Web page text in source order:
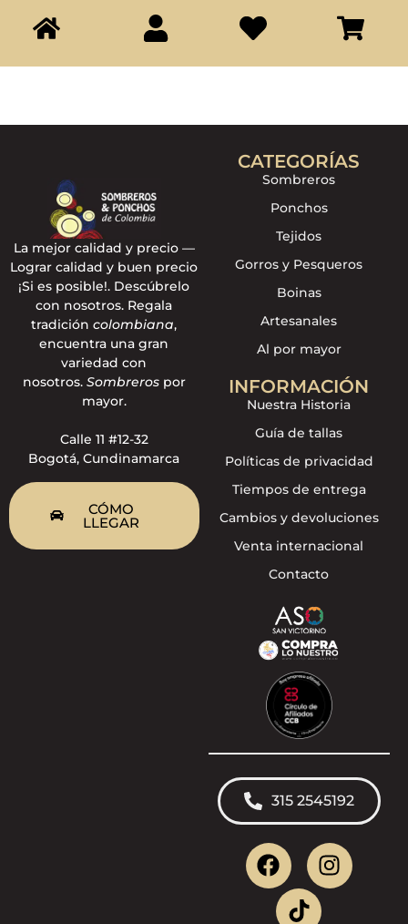
La mejor calidad y precio —
Lograr calidad y buen precio
¡Si es posible!. Descúbrelo
con nosotros. Regala
tradicióncolombiana,
encuentra una gran
variedad con
nosotros. Sombrerospor
mayor.
Calle 11 #12-32
Bogotá, Cundinamarca
CÓMO
LLEGAR
CATEGORÍAS
Sombreros
Ponchos
Tejidos
Gorros y Pesqueros
Boinas
Artesanales
Al por mayor
INFORMACIÓN
Nuestra Historia
Guía de tallas
Políticas de privacidad
Tiempos de entrega
Cambios y devoluciones
Venta internacional
Contacto
315 2545192